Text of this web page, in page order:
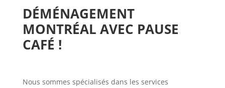
DÉMÉNAGEMENT
MONTRÉAL AVEC PAUSE
CAFÉ !
Nous sommes spécialisés dans les services